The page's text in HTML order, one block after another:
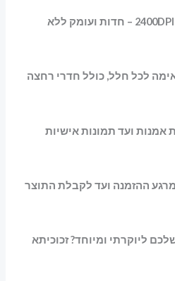
רזולוציה מדויקת של עד 2400DPI – חדות ועומק ללא
לכל חלל, כולל חדרי רחצה
אמנות ועד תמונות אישיות
מרגע ההזמנה ועד לקבלת התוצר
ליוקרתי ומיוחד? זכוכיתא